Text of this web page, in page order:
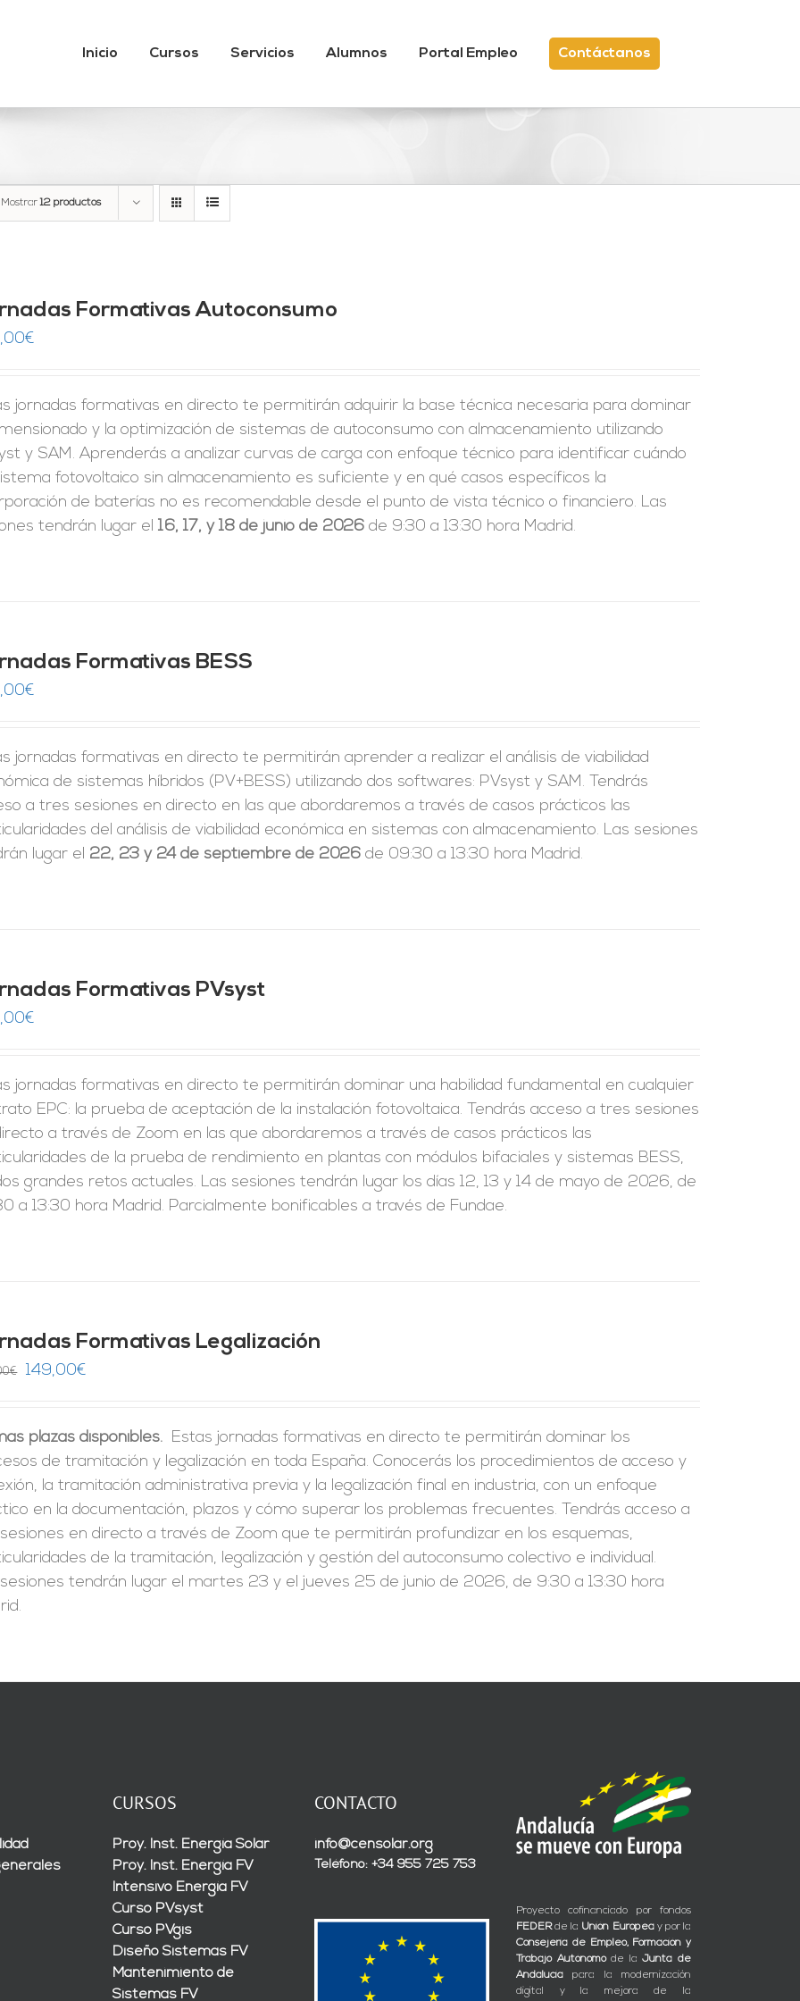
Inicio Cursos Servicios Alumnos Portal Empleo Contáctanos
Mostrar12 productos
Formativas Autoconsumo
€
jornadas formativas en directo te permitirán adquirir la base técnica necesaria para dominar
y la optimización de sistemas de autoconsumo con almacenamiento utilizando
y SAM. Aprenderás a analizar curvas de carga con enfoque técnico para identificar cuándo
fotovoltaico sin almacenamiento es suficiente y en qué casos específicos la
de baterías no es recomendable desde el punto de vista técnico o financiero. Las
tendrán lugar el16, 17, y 18 de junio de 2026 de 9:30 a 13:30 hora Madrid.
Formativas BESS
€
jornadas formativas en directo te permitirán aprender a realizar el análisis de viabilidad
de sistemas híbridos (PV+BESS) utilizando dos softwares: PVsyst y SAM. Tendrás
a tres sesiones en directo en las que abordaremos a través de casos prácticos las
del análisis de viabilidad económica en sistemas con almacenamiento. Las sesiones
lugar el 22, 23 y 24 de septiembre de 2026 de 09:30 a 13:30 hora Madrid.
Formativas PVsyst
€
jornadas formativas en directo te permitirán dominar una habilidad fundamental en cualquier
EPC: la prueba de aceptación de la instalación fotovoltaica. Tendrás acceso a tres sesiones
a través de Zoom en las que abordaremos a través de casos prácticos las
de la prueba de rendimiento en plantas con módulos bifaciales y sistemas BESS,
grandes retos actuales. Las sesiones tendrán lugar los días 12, 13 y 14 de mayo de 2026, de
a 13:30 hora Madrid. Parcialmente bonificables a través de Fundae.
Formativas Legalización
€
El
era:
246,00€.
149,00€
es:
149,00€.
plazas disponibles. Estas jornadas formativas en directo te permitirán dominar los
de tramitación y legalización en toda España. Conocerás los procedimientos de acceso y
la tramitación administrativa previa y la legalización final en industria, con un enfoque
en la documentación, plazos y cómo superar los problemas frecuentes. Tendrás acceso a
en directo a través de Zoom que te permitirán profundizar en los esquemas,
de la tramitación, legalización y gestión del autoconsumo colectivo e individual.
tendrán lugar el martes 23 y el jueves 25 de junio de 2026, de 9:30 a 13:30 hora
CURSOS
Proy. Inst. Energía Solar
Proy. Inst. Energía FV
Intensivo Energía FV
Curso PVsyst
Curso PVgis
Diseño Sistemas FV
Mantenimiento de
Sistemas FV
CONTACTO
info@censolar.org
Teléfono: +34 955 725 753
Proyecto cofinanciado por fondos
FEDERde la Unión Europeay por la
Consejería de Empleo, Formación y
Trabajo Autónomode laJunta de
Andalucía para la modernización
digital y la mejora de la